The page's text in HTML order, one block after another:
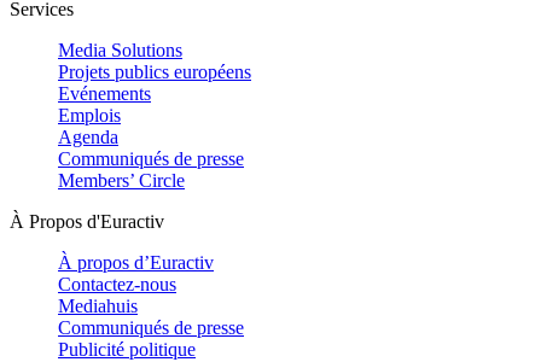
Services
Media Solutions
Projets publics européens
Evénements
Emplois
Agenda
Communiqués de presse
Members’ Circle
À Propos d'Euractiv
À propos d’Euractiv
Contactez-nous
Mediahuis
Communiqués de presse
Publicité politique